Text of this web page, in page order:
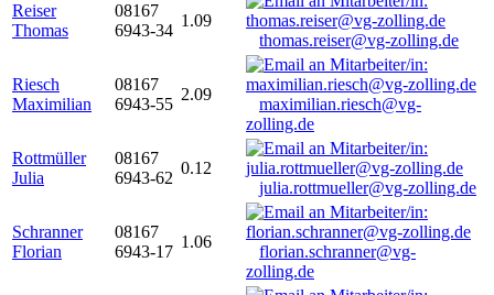
Reiser
Thomas
08167
6943-34
1.09
thomas.reiser@vg-zolling.de
Riesch
Maximilian
08167
6943-55
2.09
maximilian.riesch@vg-
zolling.de
Rottmüller
Julia
08167
6943-62
0.12
julia.rottmueller@vg-zolling.de
Schranner
Florian
08167
6943-17
1.06
florian.schranner@vg-
zolling.de